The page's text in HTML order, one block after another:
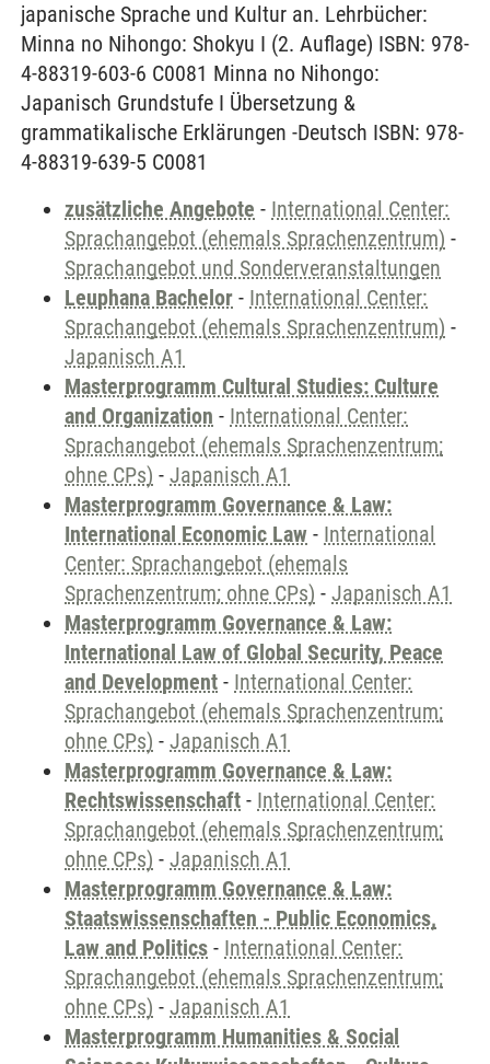
japanische Sprache und Kultur an. Lehrbücher:
Minna no Nihongo: Shokyu I (2. Auflage) ISBN: 978-
4-88319-603-6 C0081 Minna no Nihongo:
Japanisch Grundstufe I Übersetzung &
grammatikalische Erklärungen -Deutsch ISBN: 978-
4-88319-639-5 C0081
zusätzliche Angebote - International Center:
Sprachangebot (ehemals Sprachenzentrum) -
Sprachangebot und Sonderveranstaltungen
Leuphana Bachelor - International Center:
Sprachangebot (ehemals Sprachenzentrum) -
Japanisch A1
Masterprogramm Cultural Studies: Culture
and Organization - International Center:
Sprachangebot (ehemals Sprachenzentrum;
ohne CPs) - Japanisch A1
Masterprogramm Governance & Law:
International Economic Law - International
Center: Sprachangebot (ehemals
Sprachenzentrum; ohne CPs) - Japanisch A1
Masterprogramm Governance & Law:
International Law of Global Security, Peace
and Development - International Center:
Sprachangebot (ehemals Sprachenzentrum;
ohne CPs) - Japanisch A1
Masterprogramm Governance & Law:
Rechtswissenschaft - International Center:
Sprachangebot (ehemals Sprachenzentrum;
ohne CPs) - Japanisch A1
Masterprogramm Governance & Law:
Staatswissenschaften - Public Economics,
Law and Politics - International Center:
Sprachangebot (ehemals Sprachenzentrum;
ohne CPs) - Japanisch A1
Masterprogramm Humanities & Social